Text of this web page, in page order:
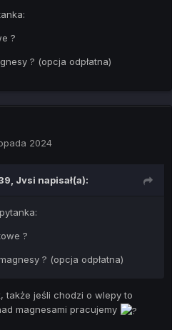
?
? (opcja odpłatna)
2024
Jvsi napisał(a):
?
? (opcja odpłatna)
także jeśli chodzi o wlepy to
magnesami pracujemy